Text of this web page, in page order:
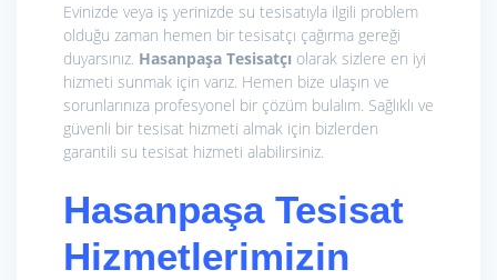
Evinizde veya iş yerinizde su tesisatıyla ilgili problem
olduğu zaman hemen bir tesisatçı çağırma gereği
duyarsınız. Hasanpaşa Tesisatçı olarak sizlere en iyi
hizmeti sunmak için varız. Hemen bize ulaşın ve
sorunlarınıza profesyonel bir çözüm bulalım. Sağlıklı ve
güvenli bir tesisat hizmeti almak için bizlerden
garantili su tesisat hizmeti alabilirsiniz.
Hasanpaşa Tesisat
Hizmetlerimizin